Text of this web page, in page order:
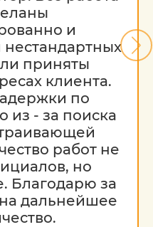
и
приняты
клиента.
по
из - за поиска
работ не
но
Благодарю за
дальнейшее